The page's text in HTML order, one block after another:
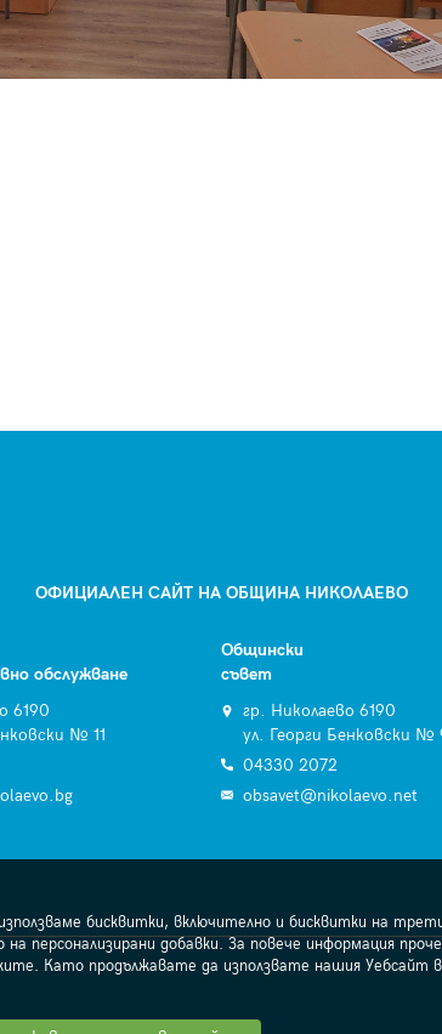
ОФИЦИАЛЕН САЙТ НА ОБЩИНА НИКОЛАЕВО
обслужване
6190
№ 11
Общински
съвет
гр. Николаево 6190
ул. Георги Бенковски №
04330 2072
obsavet@nikolaevo.net
бисквитки, включително и бисквитки на
персонализирани добавки. За повече информация
Като продължавате да използвате нашия Уебсайт